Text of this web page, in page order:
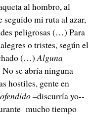
al hombro, al
mi ruta al azar,
peligrosas (…) Para
o tristes, según el
(…)Alguna
No se abría ninguna
hostiles, gente en
–discurría yo--
mucho tiempo